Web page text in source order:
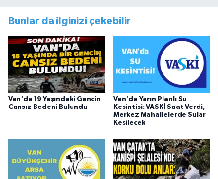
görevini yürütürken istifa edip sosyal medyayı
tercih etmiştir.
Bunlar da ilginizi çekebilir
Van'da 19 Yaşındaki Gencin
Cansız Bedeni Bulundu
Van'da Yarın Planlı Su
Kesintisi: VASKİ Saat Verdi,
Merkez Mahallelerde Sular
Kesilecek